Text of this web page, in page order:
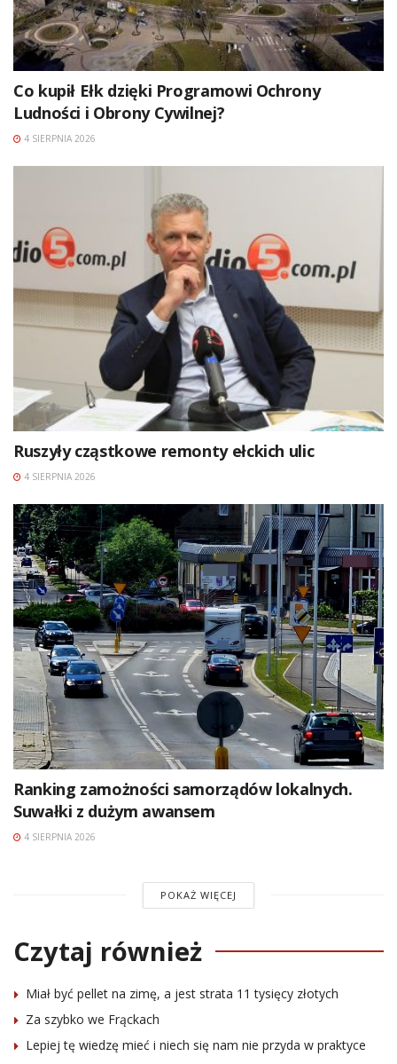
Co kupił Ełk dzięki Programowi Ochrony
Ludności i Obrony Cywilnej?
4 SIERPNIA 2026
Ruszyły cząstkowe remonty ełckich ulic
4 SIERPNIA 2026
Ranking zamożności samorządów lokalnych.
Suwałki z dużym awansem
4 SIERPNIA 2026
POKAŻ WIĘCEJ
Czytaj również
Miał być pellet na zimę, a jest strata 11 tysięcy złotych
Za szybko we Frąckach
Lepiej tę wiedzę mieć i niech się nam nie przyda w praktyce